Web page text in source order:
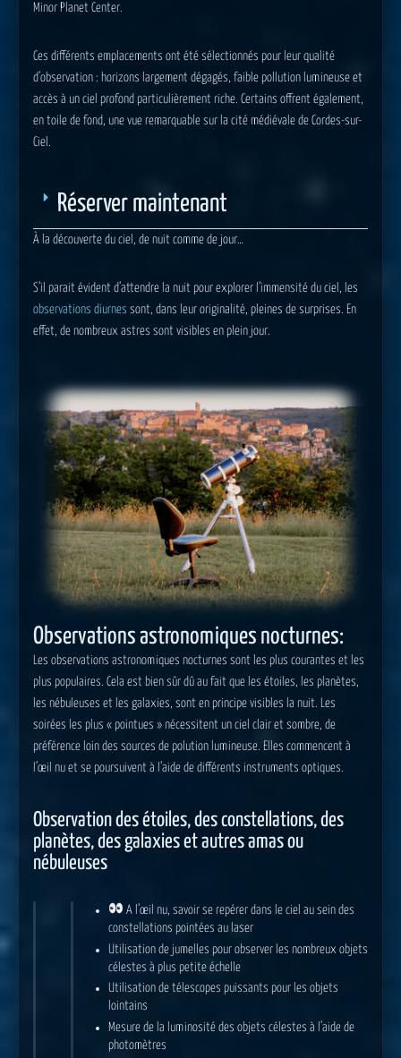
Minor Planet Center.
Ces différents emplacements ont été sélectionnés pour leur qualité
d’observation : horizons largement dégagés, faible pollution lumineuse et
accès à un ciel profond particulièrement riche. Certains offrent également,
en toile de fond, une vue remarquable sur la cité médiévale de Cordes-sur-
Ciel .
Réserver maintenant
À la découverte du ciel, de nuit comme de jour…
S’il parait évident d’attendre la nuit pour explorer l’immensité du ciel, les
observations diurnes sont, dans leur originalité, pleines de surprises. En
effet, de nombreux astres sont visibles en plein jour.
Observations astronomiques nocturnes:
Les observations astronomiques nocturnes sont les plus courantes et les
plus populaires. Cela est bien sûr dû au fait que les étoiles, les planètes,
les nébuleuses et les galaxies, sont en principe visibles la nuit. Les
soirées les plus « pointues » nécessitent un ciel clair et sombre, de
préférence loin des sources de polution lumineuse. Elles commencent à
l’œil nu et se poursuivent à l’aide de différents instruments optiques.
Observation des étoiles, des constellations, des
planètes, des galaxies et autres amas ou
nébuleuses
A l’œil nu, savoir se repérer dans le ciel au sein des
constellations pointées au laser
Utilisation de jumelles pour observer les nombreux objets
célestes à plus petite échelle
Utilisation de télescopes puissants pour les objets
lointains
Mesure de la luminosité des objets célestes à l’aide de
photomètres